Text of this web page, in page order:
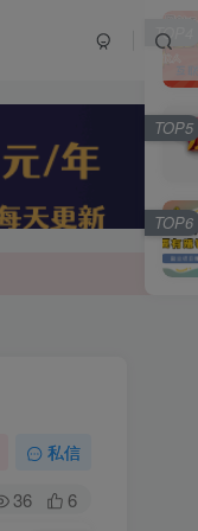
私信
36 6
TOP4
TOP5
TOP6